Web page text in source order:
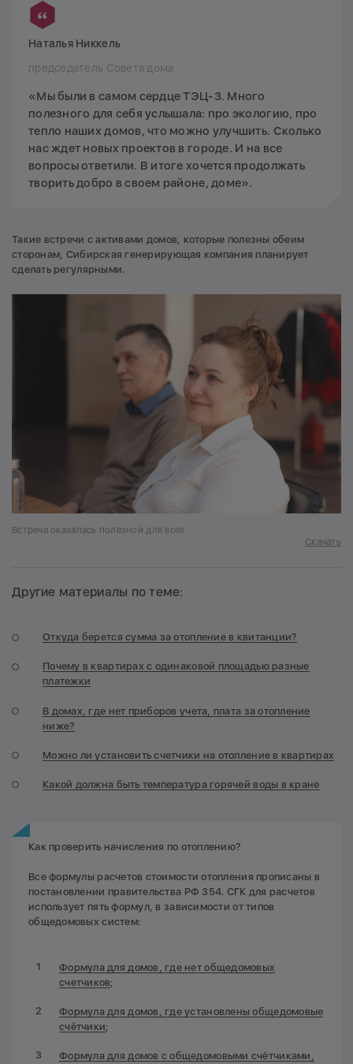
Наталья Никкель
председатель Совета дома
«Мы были в самом сердце ТЭЦ-3. Много
полезного для себя услышала: про экологию, про
тепло наших домов, что можно улучшить. Сколько
нас ждет новых проектов в городе. И на все
вопросы ответили. В итоге хочется продолжать
творить добро в своем районе, доме».
Такие встречи с активами домов, которые полезны обеим
сторонам, Сибирская генерирующая компания планирует
сделать регулярными.
Встреча оказалась полезной для всех
Скачать
Другие материалы по теме:
Откуда берется сумма за отопление в квитанции?
Почему в квартирах с одинаковой площадью разные
платежки
В домах, где нет приборов учета, плата за отопление
ниже?
Можно ли установить счетчики на отопление в квартирах
Какой должна быть температура горячей воды в кране
Как проверить начисления по отоплению?
Все формулы расчетов стоимости отопления прописаны в
постановлении правительства РФ 354. СГК для расчетов
использует пять формул, в зависимости от типов
общедомовых систем:
Формула для домов, где нет общедомовых
счетчиков;
Формула для домов, где установлены общедомовые
счётчики;
Формула для домов с общедомовыми счётчиками,